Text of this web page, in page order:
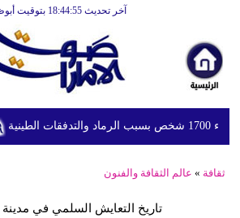
آخر تحديث 18:44:55 بتوقيت أبوظبي
ثقافة » عالم الثقافة والفنون
تاريخ التعايش السلمي في